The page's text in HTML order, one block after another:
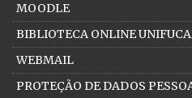
MOODLE
BIBLIOTECA ONLINE
WEBMAIL
PROTEÇÃO DE DADOS